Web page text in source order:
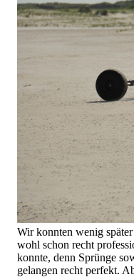
Wir konnten wenig
wohl schon recht
konnte, denn Sprünge
gelangen recht perfekt.